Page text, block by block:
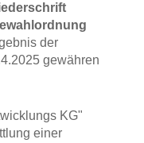
der
gewähren
KG"
einer